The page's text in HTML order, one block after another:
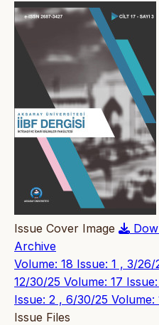
Issue Cover Image
Archive
Volume: 18 Issue: 1 , 3/26/
12/30/25 Volume: 17
Issue: 2 , 6/30/25 Volume:
Issue Files